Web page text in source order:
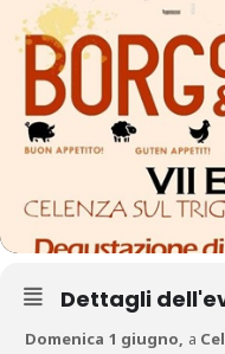
Dettagli
Domenica 1 giugno, a